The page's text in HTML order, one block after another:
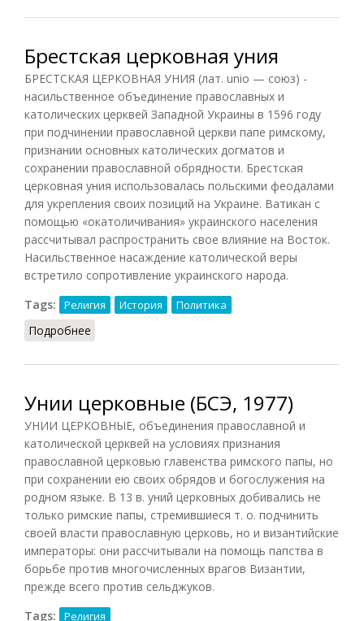
Брестская церковная уния
БРЕСТСКАЯ ЦЕРКОВНАЯ УНИЯ (лат. unio — союз) -
насильственное объединение православных и
католических церквей Западной Украины в 1596 году
при подчинении православной церкви папе римскому,
признании основных католических догматов и
сохранении православной обрядности. Брестская
церковная уния использовалась польскими феодалами
для укрепления своих позиций на Украине. Ватикан с
помощью «окатоличивания» украинского населения
рассчитывал распространить свое влияние на Восток.
Насильственное насаждение католической веры
встретило сопротивление украинского народа.
Tags:
Религия История Политика
Подробнее
Унии церковные (БСЭ, 1977)
УНИИ ЦЕРКОВНЫЕ, объединения православной и
католической церквей на условиях признания
православной церковью главенства римского папы, но
при сохранении ею своих обрядов и богослужения на
родном языке. В 13 в. уний церковных добивались не
только римские папы, стремившиеся т. о. подчинить
своей власти православную церковь, но и византийские
императоры: они рассчитывали на помощь папства в
борьбе против многочисленных врагов Византии,
прежде всего против сельджуков.
Tags:
Религия